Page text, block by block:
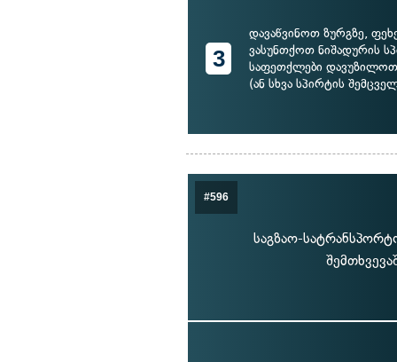
3
დავაწვინოთ ზურგზე,
ვასუნთქოთ ნიშადურის
საფეთქლები
(ან სხვა სპირტის
#596
საგზაო-